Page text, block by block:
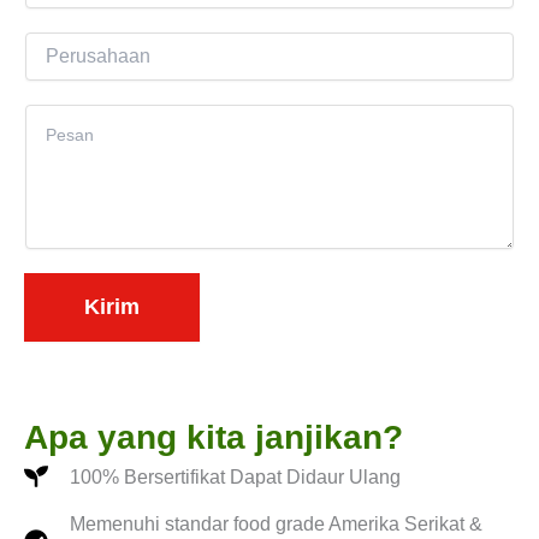
l
e
l
p
e
r
h
a
n
e
n
Kirim
Apa yang kita janjikan?
100% Bersertifikat Dapat Didaur Ulang
Memenuhi standar food grade Amerika Serikat &